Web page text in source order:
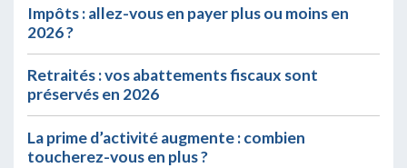
Impôts : allez-vous en payer plus ou moins en
2026 ?
Retraités : vos abattements fiscaux sont
préservés en 2026
La prime d’activité augmente : combien
toucherez-vous en plus ?